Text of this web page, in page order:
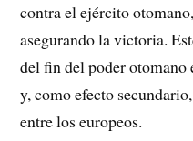
contra el ejército
asegurando la victoria.
del fin del poder
y, como efecto
entre los europeos.